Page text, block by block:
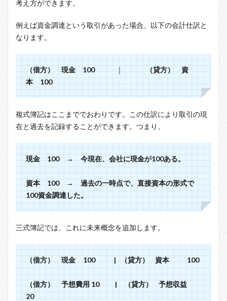
考え方ができます。
例えば資金調達という取引があった場合、以下の会計仕訳と
なります。
（借方） 現金 100｜（貸方） 資
本 100
複式簿記はここまででおわりです。この仕訳により取引の現
在と過去を記録することができます。つまり、
現金 100 → 今現在、会社に現金が100ある。
資本 100 → 過去の一時点で、直接資本の形式で
100資金調達した。
三式簿記では、これに未来概念を追加します。
（借方） 現金 100 | （貸方） 資本 100
（借方） 予想費用 10 | （貸方） 予想収益
20